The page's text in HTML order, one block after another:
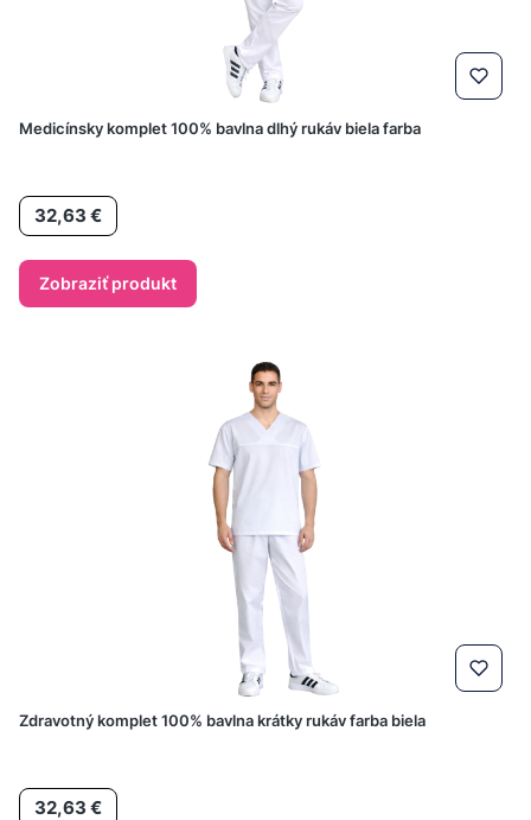
Medicínsky komplet 100% bavlna dlhý rukáv biela farba
Cena
32,63 €
Zobraziť produkt
Zdravotný komplet 100% bavlna krátky rukáv farba biela
Cena
32,63 €